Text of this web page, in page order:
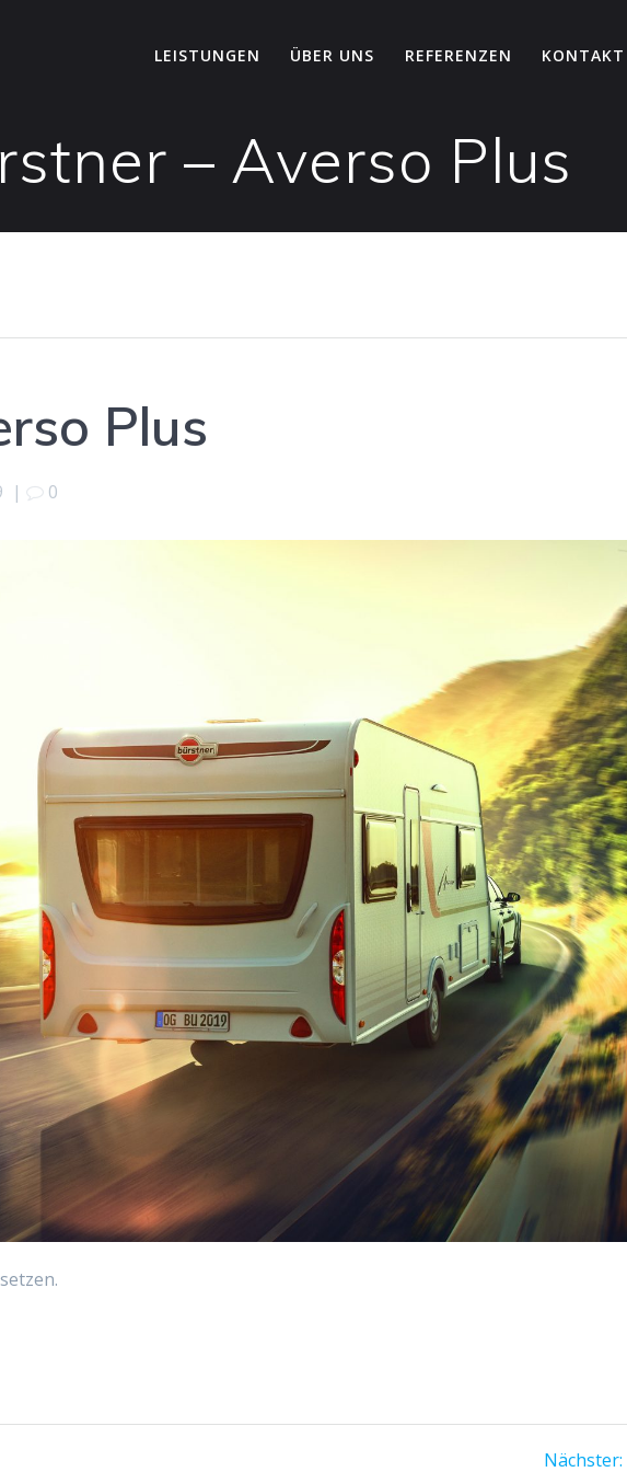
LEISTUNGEN ÜBER UNS REFERENZEN KONTAKT
– Averso Plus
Plus
| 0
Nächster: